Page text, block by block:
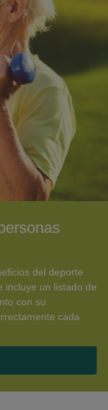
del deporte
incluye un listado de
con su
cada